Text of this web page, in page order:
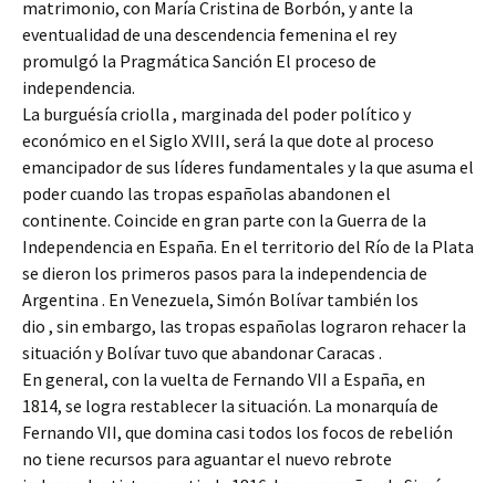
matrimonio, con María Cristina de Borbón, y ante la
eventualidad de una descendencia femenina el rey
promulgó la Pragmática Sanción El proceso de
independencia.
La burguésía criolla , marginada del poder político y
económico en el Siglo XVIII, será la que dote al proceso
emancipador de sus líderes fundamentales y la que asuma el
poder cuando las tropas españolas abandonen el
continente. Coincide en gran parte con la Guerra de la
Independencia en España. En el territorio del Río de la Plata
se dieron los primeros pasos para la independencia de
Argentina . En Venezuela, Simón Bolívar también los
dio , sin embargo, las tropas españolas lograron rehacer la
situación y Bolívar tuvo que abandonar Caracas .
En general, con la vuelta de Fernando VII a España, en
1814, se logra restablecer la situación. La monarquía de
Fernando VII, que domina casi todos los focos de rebelión
no tiene recursos para aguantar el nuevo rebrote